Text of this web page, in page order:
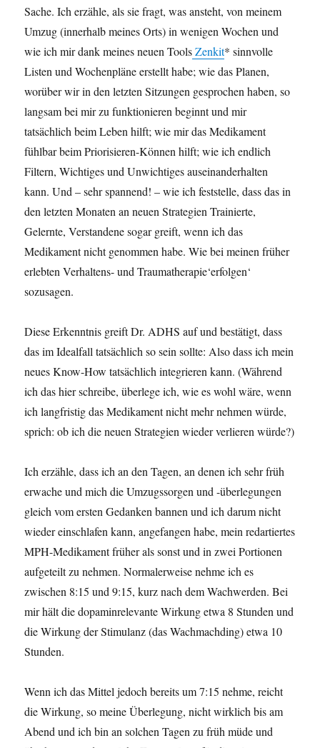
Sache. Ich erzähle, als sie fragt, was ansteht, von meinem
Umzug (innerhalb meines Orts) in wenigen Wochen und
wie ich mir dank meines neuen ToolsZenkit* sinnvolle
Listen und Wochenpläne erstellt habe; wie das Planen,
worüber wir in den letzten Sitzungen gesprochen haben, so
langsam bei mir zu funktionieren beginnt und mir
tatsächlich beim Leben hilft; wie mir das Medikament
fühlbar beim Priorisieren-Können hilft; wie ich endlich
Filtern, Wichtiges und Unwichtiges auseinanderhalten
kann. Und – sehr spannend! – wie ich feststelle, dass das in
den letzten Monaten an neuen Strategien Trainierte,
Gelernte, Verstandene sogar greift, wenn ich das
Medikament nicht genommen habe. Wie bei meinen früher
erlebten Verhaltens- und Traumatherapie‘erfolgen‘
sozusagen.
Diese Erkenntnis greift Dr. ADHS auf und bestätigt, dass
das im Idealfall tatsächlich so sein sollte: Also dass ich mein
neues Know-How tatsächlich integrieren kann. (Während
ich das hier schreibe, überlege ich, wie es wohl wäre, wenn
ich langfristig das Medikament nicht mehr nehmen würde,
sprich: ob ich die neuen Strategien wieder verlieren würde?)
Ich erzähle, dass ich an den Tagen, an denen ich sehr früh
erwache und mich die Umzugssorgen und -überlegungen
gleich vom ersten Gedanken bannen und ich darum nicht
wieder einschlafen kann, angefangen habe, mein redartiertes
MPH-Medikament früher als sonst und in zwei Portionen
aufgeteilt zu nehmen. Normalerweise nehme ich es
zwischen 8:15 und 9:15, kurz nach dem Wachwerden. Bei
mir hält die dopaminrelevante Wirkung etwa 8 Stunden und
die Wirkung der Stimulanz (das Wachmachding) etwa 10
Stunden.
Wenn ich das Mittel jedoch bereits um 7:15 nehme, reicht
die Wirkung, so meine Überlegung, nicht wirklich bis am
Abend und ich bin an solchen Tagen zu früh müde und